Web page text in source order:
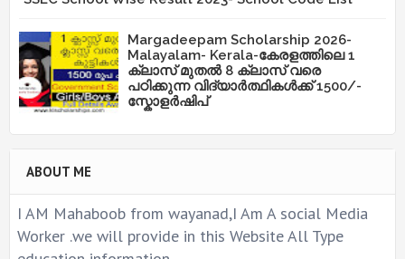
Margadeepam Scholarship 2026-
Malayalam- Kerala-കേരളത്തിലെ 1
ക്ലാസ് മുതൽ 8 ക്ലാസ് വരെ
പഠിക്കുന്ന വിദ്യാർത്ഥികൾക്ക് 1500/-
സ്കോളർഷിപ്
ABOUT ME
I AM Mahaboob from wayanad,I Am A social Media
Worker .we will provide in this Website All Type